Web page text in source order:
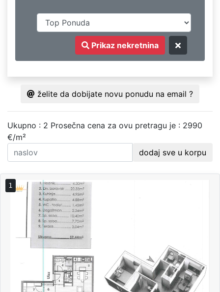
Prikaz nekretnina
želite da dobijate novu ponudu na email ?
Ukupno : 2 Prosečna cena za ovu pretragu je : 2990
€/m²
dodaj sve u korpu
1